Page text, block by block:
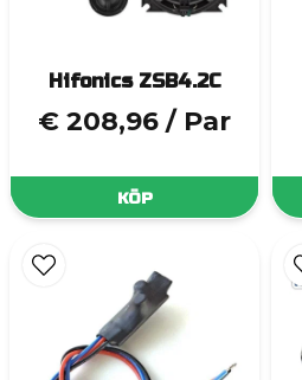
Hifonics ZSB4.2C
€ 208,96 / Par
KÖP